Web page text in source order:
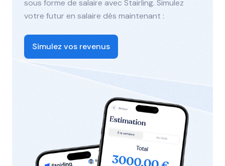
sous forme de salaire avec Stairling. Simulez
votre futur en salaire dès maintenant :
Simulez vos revenus